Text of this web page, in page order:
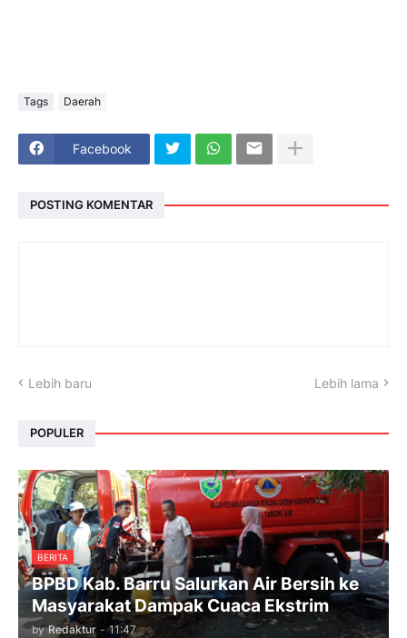
Tags Daerah
Facebook
POSTING KOMENTAR
Lebih baru Lebih lama
POPULER
BERITA
BPBD Kab. Barru Salurkan Air Bersih ke
Masyarakat Dampak Cuaca Ekstrim
by Redaktur - 11:47